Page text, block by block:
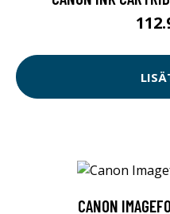
CANON